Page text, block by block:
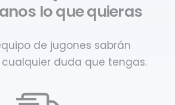
lo que quieras
de jugones sabrán
duda que tengas.